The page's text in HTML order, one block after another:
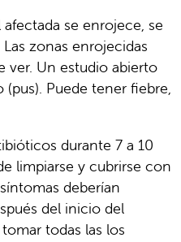
se enrojece, se
zonas enrojecidas
ver. Un estudio abierto
(pus). Puede tener fiebre,
durante 7 a 10
limpiarse y cubrirse con
deberían
del inicio del
todas las los